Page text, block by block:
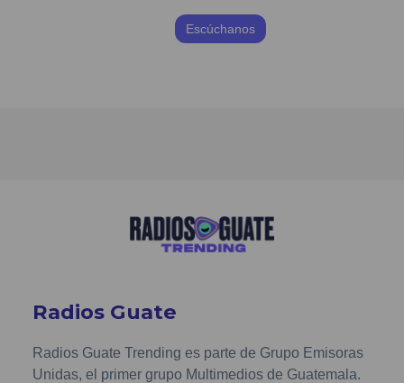
Escúchanos
Radios Guate
Radios Guate Trending es parte de Grupo Emisoras
Unidas, el primer grupo Multimedios de Guatemala.